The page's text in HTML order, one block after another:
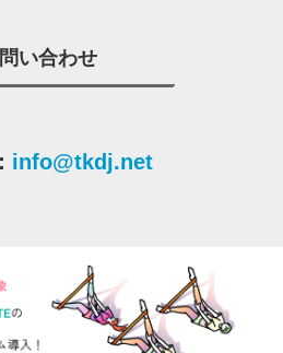
い合わせ
info@tkdj.net